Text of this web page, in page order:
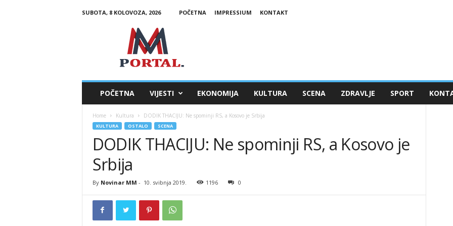
SUBOTA, 8 KOLOVOZA, 2026 POČETNA IMPRESSIUM
KONTAKT
POČETNA VIJESTI EKONOMIJA KULTURA SCENA ZDRAVLJE SPORT
Home Kultura DODIK THACIJU: Ne spominji RS, a Kosovo je Srbija
KULTURA OSTALO SCENA
DODIK THACIJU: Ne spominji RS, a Kosovo je
Srbija
By Novinar MM - 10. svibnja 2019. 1196 0